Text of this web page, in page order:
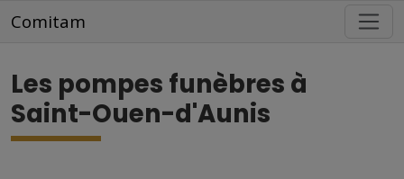
Comitam
Les pompes funèbres à
Saint-Ouen-d'Aunis